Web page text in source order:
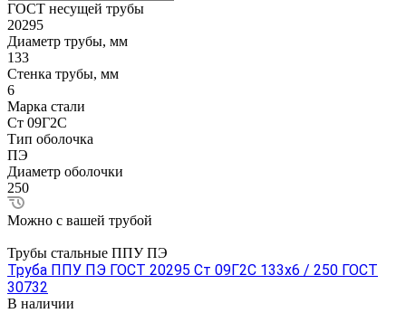
ГОСТ несущей трубы
20295
Диаметр трубы, мм
133
Стенка трубы, мм
6
Марка стали
Ст 09Г2С
Тип оболочка
ПЭ
Диаметр оболочки
250
Можно с вашей трубой
Трубы стальные ППУ ПЭ
Труба ППУ ПЭ ГОСТ 20295 Ст 09Г2С 133x6 / 250 ГОСТ
30732
В наличии